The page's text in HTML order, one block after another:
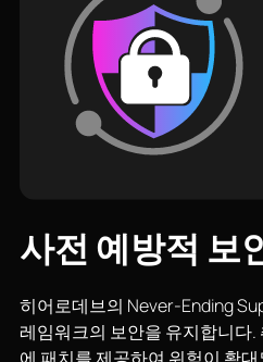
사전 예방적 보
히어로데브의 Never-Ending
레임워크의 보안을 유지합니다.